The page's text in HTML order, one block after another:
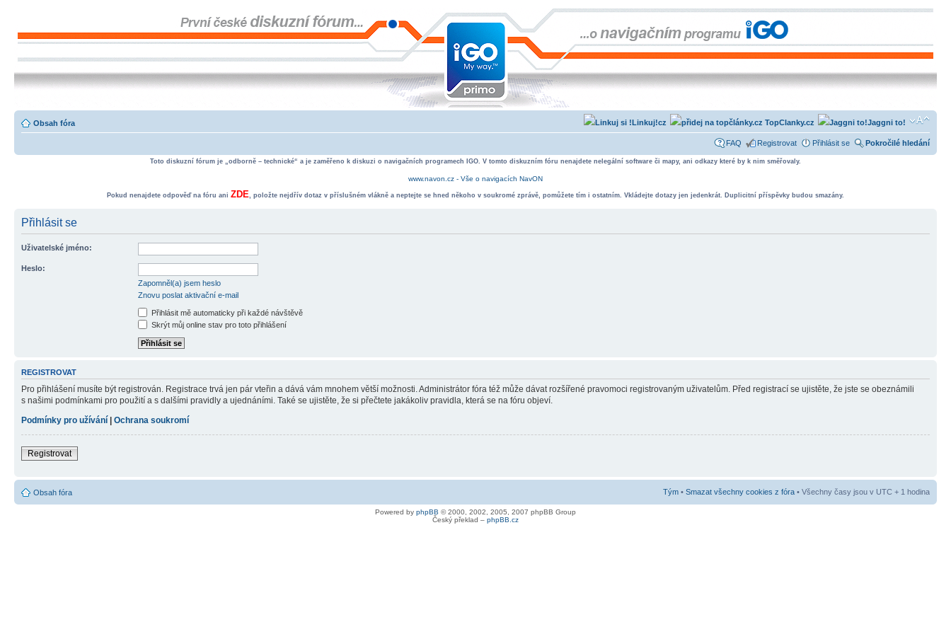
Obsah fóra Jaggni to!
TopClanky.cz
Linkuj!cz
FAQ Registrovat Přihlásit se Pokročilé hledání
Toto diskuzní fórum je „odborně – technické“ a je zaměřeno k diskuzi o navigačních programech IGO. V tomto diskuzním fóru nenajdete nelegální software či mapy, ani odkazy které by k nim směřovaly.
www.navon.cz - Vše o navigacích NavON
Pokud nenajdete odpověď na fóru ani ZDE, položte nejdřív dotaz v příslušném vlákně a neptejte se hned někoho v soukromé zprávě, pomůžete tím i ostatním. Vkládejte dotazy jen jedenkrát. Duplicitní příspěvky budou smazány.
Přihlásit se
Uživatelské jméno:
Heslo:
Zapomněl(a) jsem heslo
Znovu poslat aktivační e-mail
Přihlásit mě automaticky při každé návštěvě
Skrýt můj online stav pro toto přihlášení
REGISTROVAT
Pro přihlášení musíte být registrován. Registrace trvá jen pár vteřin a dává vám mnohem větší možnosti. Administrátor fóra též může dávat rozšířené pravomoci registrovaným uživatelům. Před registrací se ujistěte, že jste se obeznámili
s našimi podmínkami pro použití a s dalšími pravidly a ujednáními. Také se ujistěte, že si přečtete jakákoliv pravidla, která se na fóru objeví.
Podmínky pro užívání | Ochrana soukromí
Registrovat
Obsah fóra Tým • Smazat všechny cookies z fóra • Všechny časy jsou v UTC + 1 hodina
Powered by phpBB © 2000, 2002, 2005, 2007 phpBB Group
Český překlad – phpBB.cz